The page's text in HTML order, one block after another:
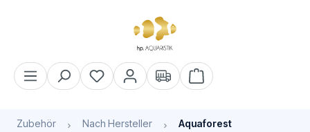
Warenkorb enthält 0
Zubehör Nach Hersteller Aquaforest